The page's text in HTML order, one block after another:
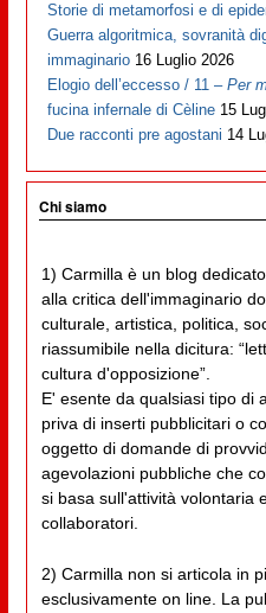
Storie di metamorfosi e di
Guerra algoritmica, sovranità
immaginario 16 Luglio 2026
Elogio dell’eccesso / 11 –Per
fucina infernale di Cèline 15
Due racconti pre agostani 14
Chi siamo
1) Carmilla è un blog
alla critica dell'immaginario
culturale, artistica, politica,
riassumibile nella dicitura:
cultura d'opposizione”.
E' esente da qualsiasi tipo di
priva di inserti pubblicitari o
oggetto di domande di
agevolazioni pubbliche che
si basa sull'attività volontaria
collaboratori.
2) Carmilla non si articola in
esclusivamente on line. La